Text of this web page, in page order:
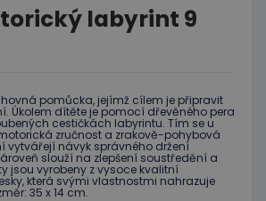
labyrint 9
pomůcka, jejímž cílem je připravit
Úkolem dítěte je pomocí dřevěného pera
cestičkách labyrintu. Tím se u
zručnost a zrakově-pohybová
vytvářejí návyk správného držení
slouží na zlepšení soustředění a
jsou vyrobeny z vysoce kvalitní
která svými vlastnostmi nahrazuje
35 x 14 cm.